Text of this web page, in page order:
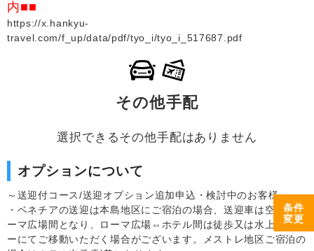
条件
変更
内■■
https://x.hankyu-
travel.com/f_up/data/pdf/tyo_i/tyo_i_517687.pdf
その他手配
選択できるその他手配はありません
オプションについて
～送迎付コース/送迎オプション追加申込・検討中のお客様～
・ベネチアの送迎は本島地区にご宿泊の場合、送迎車は空港⇔ロ
ーマ広場間となり、ローマ広場⇔ホテル間は徒歩又は水上タクシ
ーにてご移動いただく場合がございます。メストレ地区ご宿泊の